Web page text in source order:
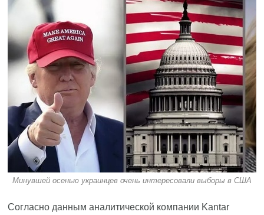
Минувшей осенью украинцев очень интересовали выборы в США
Согласно данным аналитической компании Kantar